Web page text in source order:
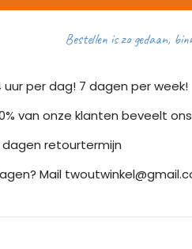
Bestellen is zo gedaan,
uur per dag! 7 dagen per week!
van onze klanten beveelt
dagen retourtermijn
Mail